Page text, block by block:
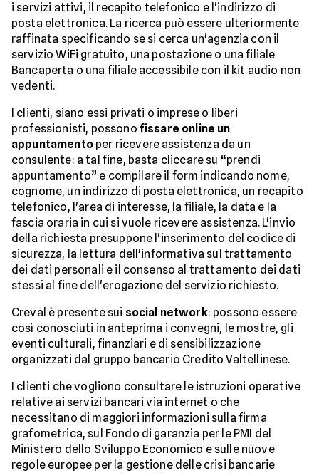
i servizi attivi, il recapito telefonico e l'indirizzo di
posta elettronica. La ricerca può essere ulteriormente
raffinata specificando se si cerca un'agenzia con il
servizio WiFi gratuito, una postazione o una filiale
Bancaperta o una filiale accessibile con il kit audio non
vedenti.
I clienti, siano essi privati o imprese o liberi
professionisti, possono fissare online un
appuntamentoper ricevere assistenza da un
consulente: a tal fine, basta cliccare su “prendi
appuntamento” e compilare il form indicando nome,
cognome, un indirizzo di posta elettronica, un recapito
telefonico, l'area di interesse, la filiale, la data e la
fascia oraria in cui si vuole ricevere assistenza. L'invio
della richiesta presuppone l'inserimento del codice di
sicurezza, la lettura dell'informativa sul trattamento
dei dati personali e il consenso al trattamento dei dati
stessi al fine dell'erogazione del servizio richiesto.
Creval è presente sui social network: possono essere
così conosciuti in anteprima i convegni, le mostre, gli
eventi culturali, finanziari e di sensibilizzazione
organizzati dal gruppo bancario Credito Valtellinese.
I clienti che vogliono consultare le istruzioni operative
relative ai servizi bancari via internet o che
necessitano di maggiori informazioni sulla firma
grafometrica, sul Fondo di garanzia per le PMI del
Ministero dello Sviluppo Economico e sulle nuove
regole europee per la gestione delle crisi bancarie